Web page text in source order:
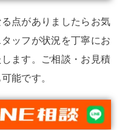
点がありましたらお気
ッフが状況を丁寧にお
ます。ご相談・お見積
能です。